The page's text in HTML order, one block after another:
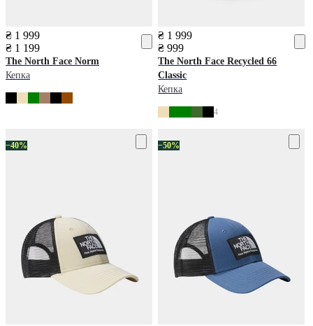
₴ 1 999
₴ 1 199
The North Face Norm
Кепка
₴ 1 999
₴ 999
The North Face Recycled 66
Classic
Кепка
4
−40% −50%